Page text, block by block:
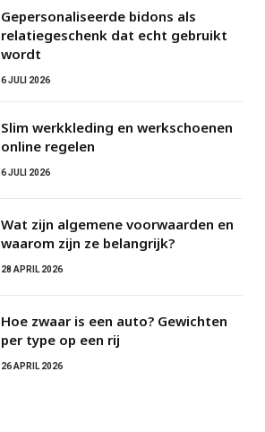
Gepersonaliseerde bidons als
relatiegeschenk dat echt gebruikt
wordt
6 JULI 2026
Slim werkkleding en werkschoenen
online regelen
6 JULI 2026
Wat zijn algemene voorwaarden en
waarom zijn ze belangrijk?
28 APRIL 2026
Hoe zwaar is een auto? Gewichten
per type op een rij
26 APRIL 2026